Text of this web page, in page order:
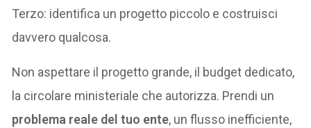
Terzo: identifica un progetto piccolo e costruisci
davvero qualcosa.
Non aspettare il progetto grande, il budget dedicato,
la circolare ministeriale che autorizza. Prendi un
problema reale del tuo ente, un flusso inefficiente,